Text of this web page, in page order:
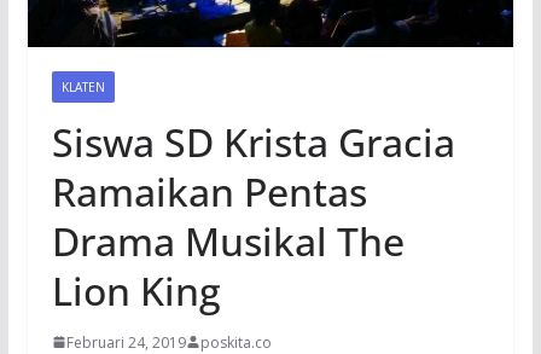
KLATEN
Siswa SD Krista Gracia
Ramaikan Pentas
Drama Musikal The
Lion King
Februari 24, 2019 poskita.co